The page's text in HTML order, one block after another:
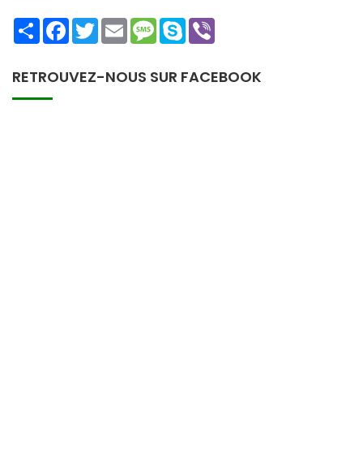
ShareFacebookTwitterEmailMessage
Skype
RETROUVEZ-NOUS SUR FACEBOOK